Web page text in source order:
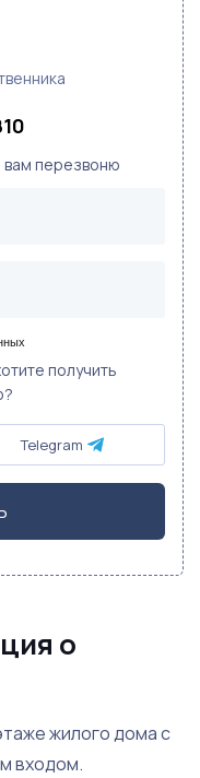
вам перезвоню
получить
Telegram
о
жилого дома с
входом.